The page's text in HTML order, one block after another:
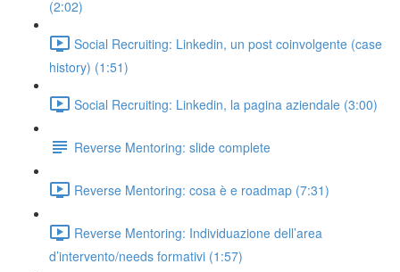
(2:02)
Social Recruiting: Linkedin, un post coinvolgente (case
history) (1:51)
Social Recruiting: Linkedin, la pagina aziendale (3:00)
Reverse Mentoring: slide complete
Reverse Mentoring: cosa è e roadmap (7:31)
Reverse Mentoring: Individuazione dell’area
d’intervento/needs formativi (1:57)